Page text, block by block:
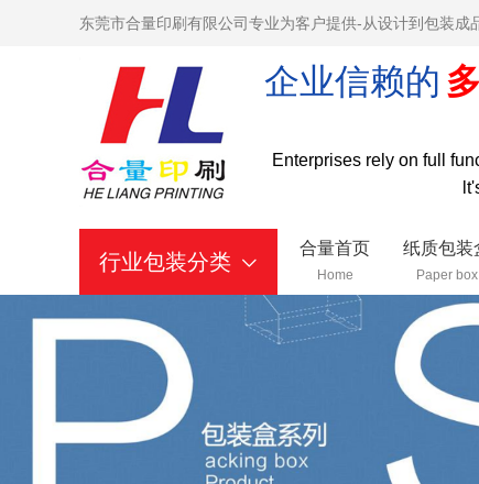
东莞市合量印刷有限公司专业为客户提供-从设计到包装成
企业信赖的
Enterprises rely on full
行业包装分类
合量首页
Home
纸质包装
Paper box